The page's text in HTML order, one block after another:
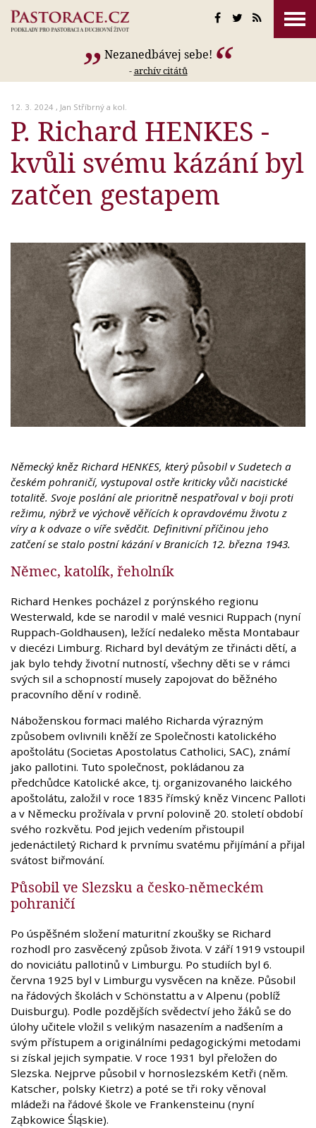
Nezanedbávej sebe!
-archív citátů
12. 3. 2024 , Jan Stříbrný a kol.
P. Richard HENKES -
kvůli svému kázání byl
zatčen gestapem
Německý kněz Richard HENKES, který působil v Sudetech a
českém pohraničí, vystupoval ostře kriticky vůči nacistické
totalitě. Svoje poslání ale prioritně nespatřoval v boji proti
režimu, nýbrž ve výchově věřících k opravdovému životu z
víry a k odvaze o víře svědčit. Definitivní příčinou jeho
zatčení se stalo postní kázání v Branicích 12. března 1943.
Němec, katolík, řeholník
Richard Henkes pocházel z porýnského regionu
Westerwald, kde se narodil v malé vesnici Ruppach (nyní
Ruppach-Goldhausen), ležící nedaleko města Montabaur
v diecézi Limburg. Richard byl devátým ze třinácti dětí, a
jak bylo tehdy životní nutností, všechny děti se v rámci
svých sil a schopností musely zapojovat do běžného
pracovního dění v rodině.
Náboženskou formaci malého Richarda výrazným
způsobem ovlivnili kněží ze Společnosti katolického
apoštolátu (Societas Apostolatus Catholici, SAC), známí
jako pallotini. Tuto společnost, pokládanou za
předchůdce Katolické akce, tj. organizovaného laického
apoštolátu, založil v roce 1835 římský kněz Vincenc Palloti
a v Německu prožívala v první polovině 20. století období
svého rozkvětu. Pod jejich vedením přistoupil
jedenáctiletý Richard k prvnímu svatému přijímání a přijal
svátost biřmování.
Působil ve Slezsku a česko-německém
pohraničí
Po úspěšném složení maturitní zkoušky se Richard
rozhodl pro zasvěcený způsob života. V září 1919 vstoupil
do noviciátu pallotinů v Limburgu. Po studiích byl 6.
června 1925 byl v Limburgu vysvěcen na kněze. Působil
na řádových školách v Schönstattu a v Alpenu (poblíž
Duisburgu). Podle pozdějších svědectví jeho žáků se do
úlohy učitele vložil s velikým nasazením a nadšením a
svým přístupem a originálními pedagogickými metodami
si získal jejich sympatie. V roce 1931 byl přeložen do
Slezska. Nejprve působil v hornoslezském Ketři (něm.
Katscher, polsky Kietrz) a poté se tři roky věnoval
mládeži na řádové škole ve Frankensteinu (nyní
Ząbkowice Śląskie).